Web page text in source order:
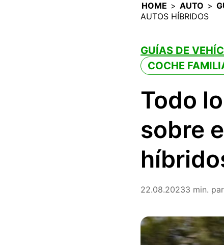
HOME > AUTO >
AUTOS HÍBRIDOS
GUÍAS DE
COCHE
Todo
sobre
22.08.20233 min.